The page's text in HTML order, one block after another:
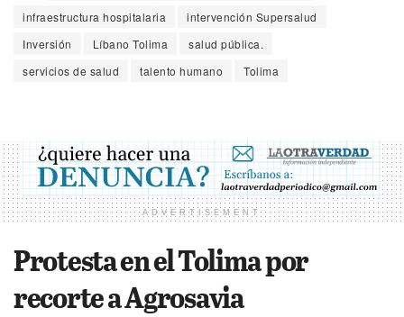
infraestructura hospitalaria
intervención Supersalud
Inversión
Líbano Tolima
salud pública.
servicios de salud
talento humano Tolima
ADVERTISEMENT
Protesta en el Tolima por
recorte a Agrosavia